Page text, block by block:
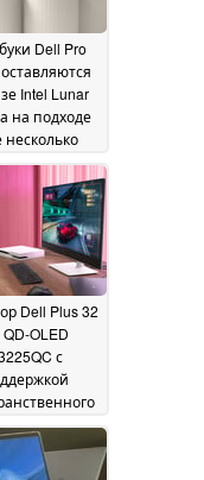
Dell Pro
Intel Lunar
на подходе
Intel и
06 January
Dell Plus 32
OLED
с
и необычной
панелью06
January 2025